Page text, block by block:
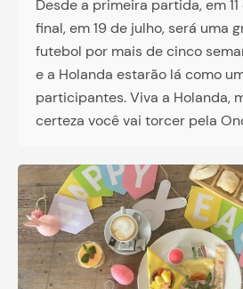
Desde a primeira partida, em
final, em 19 de julho, será uma
futebol por mais de cinco
e a Holanda estarão lá como
participantes. Viva a Holanda,
certeza você vai torcer pela